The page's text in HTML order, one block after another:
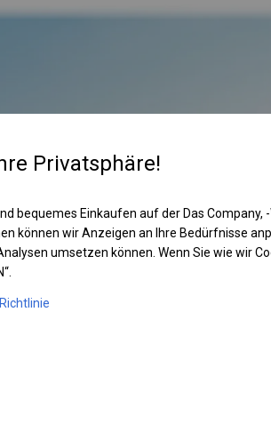
Privatsphäre!
bequemes Einkaufen auf der Das
können wir Anzeigen an Ihre Bedürfnisse
umsetzen können. Wenn Sie wie wir